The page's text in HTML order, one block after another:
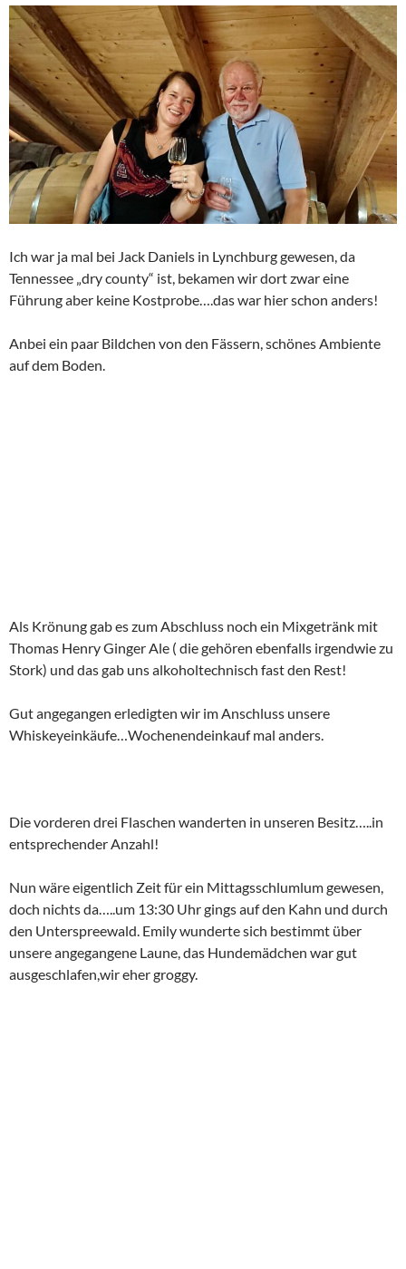
Ich war ja mal bei Jack Daniels in Lynchburg gewesen, da
Tennessee „dry county“ ist, bekamen wir dort zwar eine
Führung aber keine Kostprobe….das war hier schon anders!
Anbei ein paar Bildchen von den Fässern, schönes Ambiente
auf dem Boden.
Als Krönung gab es zum Abschluss noch ein Mixgetränk mit
Thomas Henry Ginger Ale ( die gehören ebenfalls irgendwie zu
Stork) und das gab uns alkoholtechnisch fast den Rest!
Gut angegangen erledigten wir im Anschluss unsere
Whiskeyeinkäufe…Wochenendeinkauf mal anders.
Die vorderen drei Flaschen wanderten in unseren Besitz…..in
entsprechender Anzahl!
Nun wäre eigentlich Zeit für ein Mittagsschlumlum gewesen,
doch nichts da…..um 13:30 Uhr gings auf den Kahn und durch
den Unterspreewald. Emily wunderte sich bestimmt über
unsere angegangene Laune, das Hundemädchen war gut
ausgeschlafen,wir eher groggy.